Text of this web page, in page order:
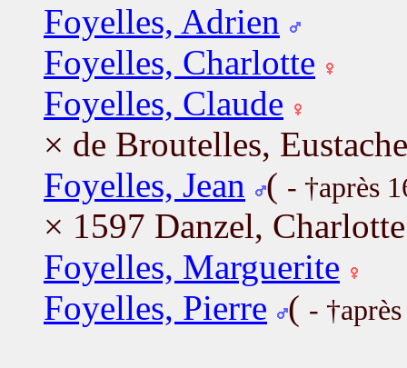
Foyelles, Adrien
Foyelles, Charlotte
Foyelles, Claude
× de Broutelles, Eustache
Foyelles, Jean
( - †après
× 1597 Danzel, Charlotte
Foyelles, Marguerite
Foyelles, Pierre ( -